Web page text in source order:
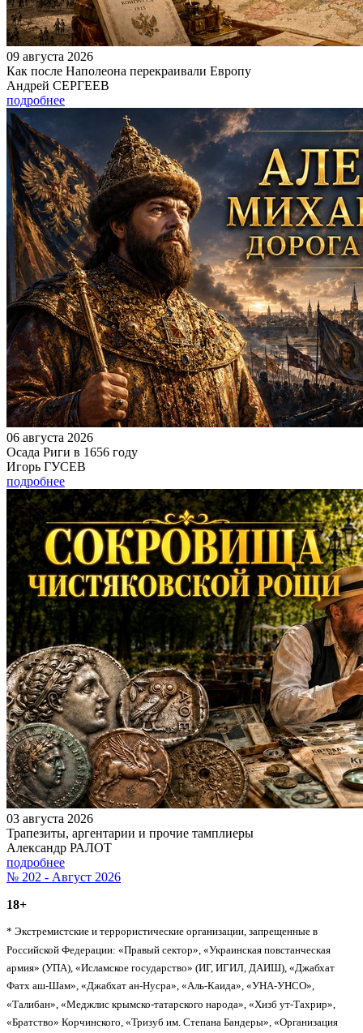
09 августа 2026
Как после Наполеона перекраивали Европу
Андрей СЕРГЕЕВ
подробнее
06 августа 2026
Осада Риги в 1656 году
Игорь ГУСЕВ
подробнее
03 августа 2026
Трапезиты, аргентарии и прочие тамплиеры
Александр РАЛОТ
подробнее
№ 202 - Август 2026
18+
* Экстремистские и террористические организации, запрещенные в
Российской Федерации: «Правый сектор», «Украинская повстанческая
армия» (УПА), «Исламское государство» (ИГ, ИГИЛ, ДАИШ), «Джабхат
Фатх аш-Шам», «Джабхат ан-Нусра», «Аль-Каида», «УНА-УНСО»,
«Талибан», «Меджлис крымско-татарского народа», «Хизб ут-Тахрир»,
«Братство» Корчинского, «Тризуб им. Степана Бандеры», «Организация